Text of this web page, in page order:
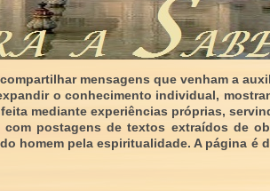
mensagens que venham a
o conhecimento individual,
mediante experiências próprias,
postagens de textos extraídos de
homem pela espiritualidade. A página é